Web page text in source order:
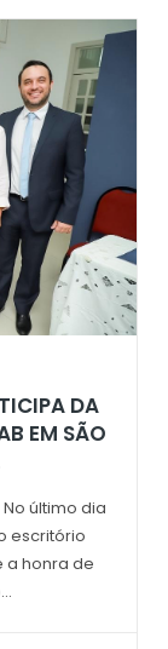
DA
EM SÃO
último dia
escritório
a honra de